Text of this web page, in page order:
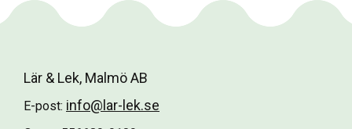
Lär & Lek, Malmö AB
E-post: info@lar-lek.se